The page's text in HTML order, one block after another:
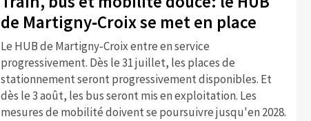
de Martigny‑Croix se met en place
Le HUB de Martigny‑Croix entre en service
progressivement. Dès le 31 juillet, les places de
stationnement seront progressivement disponibles. Et
dès le 3 août, les bus seront mis en exploitation. Les
mesures de mobilité doivent se poursuivre jusqu'en 2028.